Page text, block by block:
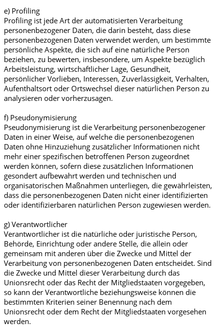
e) Profiling
Profiling ist jede Art der automatisierten Verarbeitung
personenbezogener Daten, die darin besteht, dass diese
personenbezogenen Daten verwendet werden, um bestimmte
persönliche Aspekte, die sich auf eine natürliche Person
beziehen, zu bewerten, insbesondere, um Aspekte bezüglich
Arbeitsleistung, wirtschaftlicher Lage, Gesundheit,
persönlicher Vorlieben, Interessen, Zuverlässigkeit, Verhalten,
Aufenthaltsort oder Ortswechsel dieser natürlichen Person zu
analysieren oder vorherzusagen.
f) Pseudonymisierung
Pseudonymisierung ist die Verarbeitung personenbezogener
Daten in einer Weise, auf welche die personenbezogenen
Daten ohne Hinzuziehung zusätzlicher Informationen nicht
mehr einer spezifischen betroffenen Person zugeordnet
werden können, sofern diese zusätzlichen Informationen
gesondert aufbewahrt werden und technischen und
organisatorischen Maßnahmen unterliegen, die gewährleisten,
dass die personenbezogenen Daten nicht einer identifizierten
oder identifizierbaren natürlichen Person zugewiesen werden.
g) Verantwortlicher
Verantwortlicher ist die natürliche oder juristische Person,
Behörde, Einrichtung oder andere Stelle, die allein oder
gemeinsam mit anderen über die Zwecke und Mittel der
Verarbeitung von personenbezogenen Daten entscheidet. Sind
die Zwecke und Mittel dieser Verarbeitung durch das
Unionsrecht oder das Recht der Mitgliedstaaten vorgegeben,
so kann der Verantwortliche beziehungsweise können die
bestimmten Kriterien seiner Benennung nach dem
Unionsrecht oder dem Recht der Mitgliedstaaten vorgesehen
werden.